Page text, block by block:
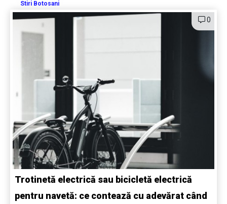
Stiri Botosani
0
Trotinetă electrică sau bicicletă electrică
pentru navetă: ce contează cu adevărat când